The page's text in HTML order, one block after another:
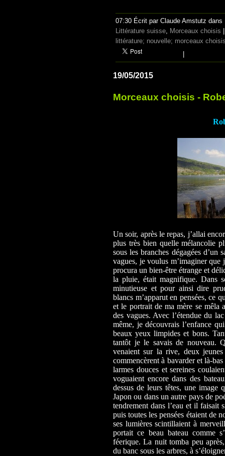
07:30 Écrit par Claude Amstutz dans
Littérature suisse, Morceaux choisis
littérature; nouvelle; morceaux
19/05/2015
Morceaux choisis -
Un soir, après le repas, j’allai
plus très bien quelle mélancolie
sous les branches dégagées d’un
vagues, je voulus m’imaginer
procura un bien-être étrange et
la pluie, était magnifique. Dans
minutieuse et pour ainsi dire
blancs m’apparut en pensées, ce
et le portrait de ma mère se mêla
des vagues. Avec l’étendue du
même, je découvrais l’enfance
beaux yeux limpides et bons.
tantôt je le savais de nouveau.
venaient sur la rive, deux
commencèrent à bavarder et là-
larmes douces et sereines
voguaient encore dans des
dessus de leurs têtes, une
Japon ou dans un autre pays de
tendrement dans l’eau et il faisait
puis toutes les pensées étaient de
ses lumières scintillaient à
portait ce beau bateau comme
féerique. La nuit tomba peu
du banc sous les arbres, à